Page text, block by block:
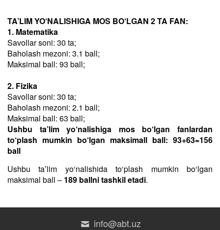
TA’LIM YO‘NALISHIGA MOS BO‘LGAN 2 TA FAN:
1. Matematika
Savollar soni: 30 ta;
Baholash mezoni: 3.1 ball;
Maksimal ball: 93 ball;
2. Fizika
Savollar soni: 30 ta;
Baholash mezoni: 2.1 ball;
Maksimal ball: 63 ball;
Ushbu ta’lim yo‘nalishiga mos bo‘lgan fanlardan
to‘plash mumkin bo‘lgan maksimall ball: 93+63=156
ball
Ushbu taʼlim yo‘nalishida to‘plash mumkin bo‘lgan
maksimal ball – 189 ballni tashkil etadi.
info@abt.uz